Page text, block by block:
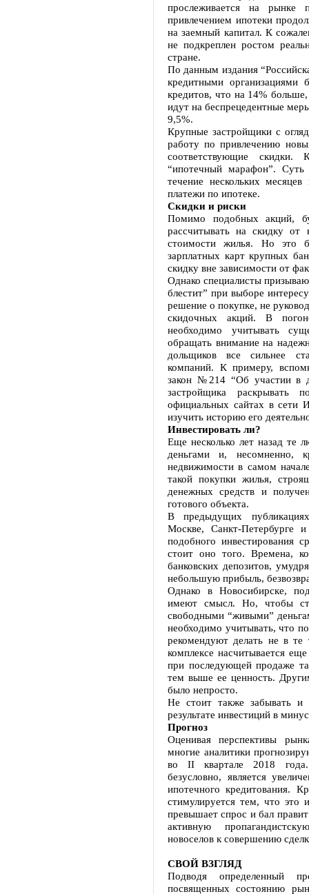
прослеживается на рынке
привлечением ипотеки
на заемный капитал. К
не подкреплен ростом
стране.
По данным издания
кредитными
кредитов, что на 14%
идут на беспрецедентные
9,5%.
Крупные застройщики с
работу по привлечению
соответствующие
“ипотечный марафон”.
течение нескольких
платежи по ипотеке.
Скидки и риски
Помимо подобных акций,
рассчитывать на скидку от
стоимости жилья. Но это
зарплатных карт крупных
скидку вне зависимости от
Однако специалисты
блестит” при выборе
решение о покупке, не
скидочных акций. В
необходимо учитывать
обращать внимание на
дольщиков все сильнее
компаний. К примеру,
закон №214 “Об участии в
застройщика
официальных сайтах в сети
изучить историю его
Инвестировать ли?
Еще несколько лет назад те
деньгами и, несомненно,
недвижимости в самом
такой покупки жилья,
денежных средств и
готового объекта.
В предыдущих
Москве, Санкт-Петербурге и
подобного инвестирования
стоит оно того. Времена,
банковских депозитов,
небольшую прибыль,
Однако в Новосибирске,
имеют смысл. Но, чтобы
свободными “живыми”
необходимо учитывать, что
рекомендуют делать не в
комплексе насчитывается
при последующей продаже
тем выше ее ценность.
было непросто.
Не стоит также забывать и
результате инвестиций в
Прогноз
Оценивая перспективы
многие аналитики
во II квартале 2018
безусловно, является
ипотечного кредитования.
стимулируется тем, что это
превышает спрос и бал
активную
новоселов к совершению
СВОЙ ВЗГЛЯД
Подводя определенный
посвященных состоянию